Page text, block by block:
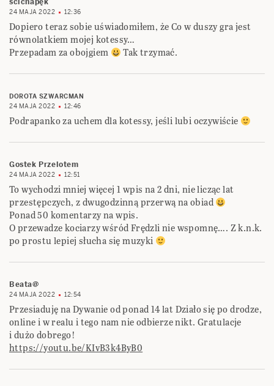
ścichapęk
24 MAJA 2022 12:36
Dopiero teraz sobie uświadomiłem, że Co w duszy gra jest
równolatkiem mojej kotessy…
Przepadam za obojgiem
Tak trzymać.
DOROTA SZWARCMAN
24 MAJA 2022
12:46
Podrapanko za uchem dla kotessy, jeśli lubi oczywiście
Gostek Przelotem
24 MAJA 2022 12:51
To wychodzi mniej więcej 1 wpis na 2 dni, nie licząc lat
przestępczych, z dwugodzinną przerwą na obiad
Ponad 50 komentarzy na wpis.
O przewadze kociarzy wśród Frędzli nie wspomnę…. Z k.n.k.
po prostu lepiej słucha się muzyki
Beata@
24 MAJA 2022 12:54
Przesiaduję na Dywanie od ponad 14 lat Działo się po drodze,
online i w realu i tego nam nie odbierze nikt. Gratulacje
i dużo dobrego!
https://youtu.be/KIvB3k4ByB0